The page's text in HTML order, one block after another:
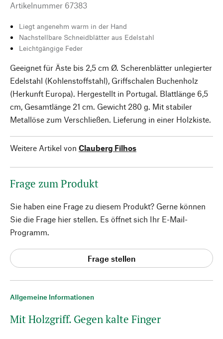
Allgemeine Informationen
Mit Holzgriff. Gegen kalte Finger
Artikelnummer 67383
Liegt angenehm warm in der Hand
Nachstellbare Schneidblätter aus Edelstahl
Leichtgängige Feder
Geeignet für Äste bis 2,5 cm Ø. Scherenblätter unlegierter
Edelstahl (Kohlenstoffstahl), Griffschalen Buchenholz
(Herkunft Europa). Hergestellt in Portugal. Blattlänge 6,5
cm, Gesamtlänge 21 cm. Gewicht 280 g. Mit stabiler
Metallöse zum Verschließen. Lieferung in einer Holzkiste.
Weitere Artikel von Clauberg Filhos
Frage zum Produkt
Sie haben eine Frage zu diesem Produkt? Gerne können
Sie die Frage hier stellen. Es öffnet sich Ihr E-Mail-
Programm.
Frage stellen